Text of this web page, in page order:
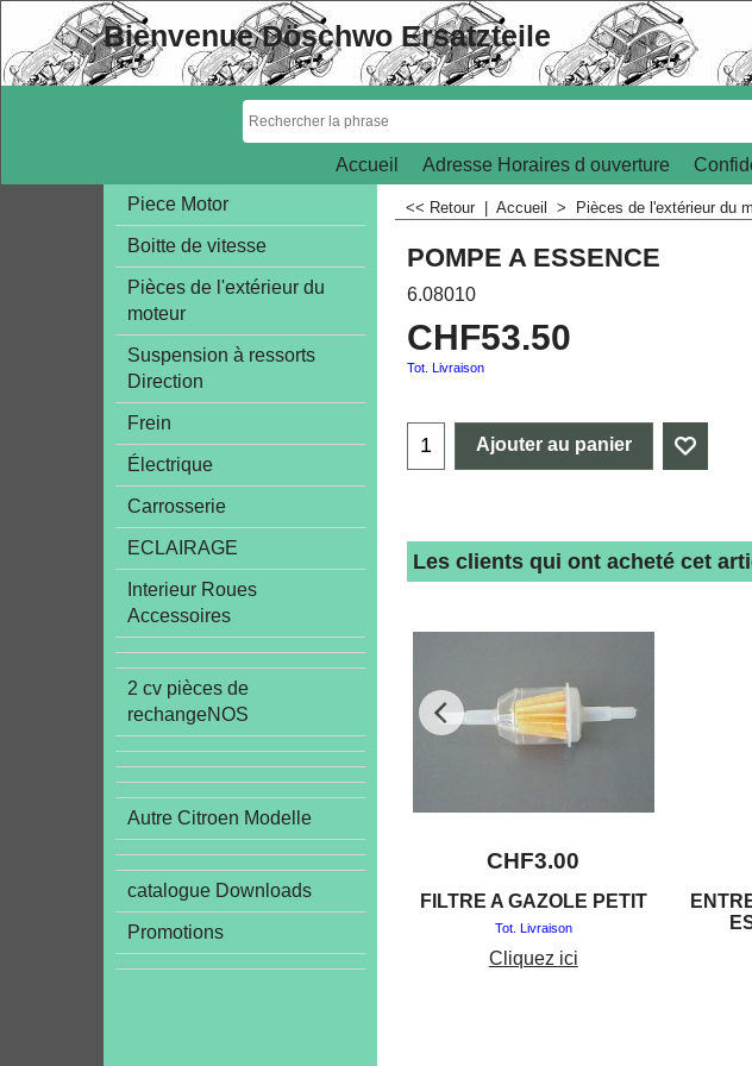
Bienvenue Döschwo Ersatzteile
Accueil Adresse Horaires d ouverture
Piece Motor
Boitte de vitesse
Pièces de l'extérieur du
moteur
Suspension à ressorts
Direction
Frein
Électrique
Carrosserie
ECLAIRAGE
Interieur Roues
Accessoires
2 cv pièces de
rechangeNOS
Autre Citroen Modelle
catalogue Downloads
Promotions
<< Retour Accueil > Pièces de l'extérieur du
POMPE A ESSENCE
6.08010
CHF53.50
Tot. Livraison
Ajouter au panier
Les clients qui ont acheté cet
CHF3.00
FILTRE A GAZOLE PETIT
Tot. Livraison
Cliquez ici